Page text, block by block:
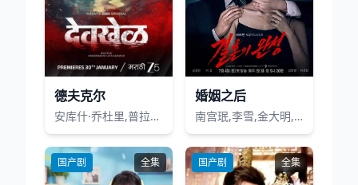
德夫克尔
安库什·乔杜里,普拉贾克塔·马里,亚廷·卡雷卡,阿伦·纳拉瓦德
婚姻之后
南宫珉,李雪,金大明,李尚熙,朴炳垠
国产剧 全集 国产剧 全集